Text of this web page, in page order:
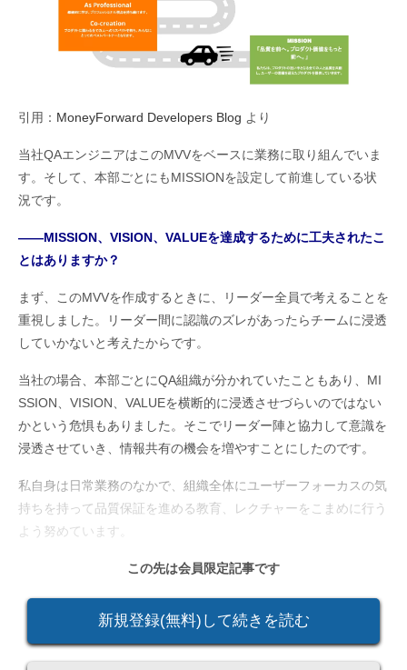
引用： MoneyForward Developers Blog より
当社QAエンジニアはこのMVVをベースに業務に取り組んでいま
す。そして、本部ごとにもMISSIONを設定して前進している状
況です。
――MISSION、VISION、VALUEを達成するために工夫されたこ
とはありますか？
まず、このMVVを作成するときに、リーダー全員で考えることを
重視しました。リーダー間に認識のズレがあったらチームに浸透
していかないと考えたからです。
当社の場合、本部ごとにQA組織が分かれていたこともあり、MI
SSION、VISION、VALUEを横断的に浸透させづらいのではない
かという危惧もありました。そこでリーダー陣と協力して意識を
浸透させていき、情報共有の機会を増やすことにしたのです。
私自身は日常業務のなかで、組織全体にユーザーフォーカスの気
持ちを持って品質保証を進める教育、レクチャーをこまめに行う
よう努めています。
この先は会員限定記事です
新規登録(無料)して続きを読む